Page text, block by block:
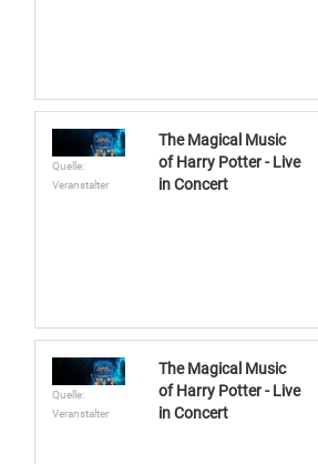
Quelle:
Veranstalter
The Magical Music
of Harry Potter - Live
in Concert
Quelle:
Veranstalter
The Magical Music
of Harry Potter - Live
in Concert